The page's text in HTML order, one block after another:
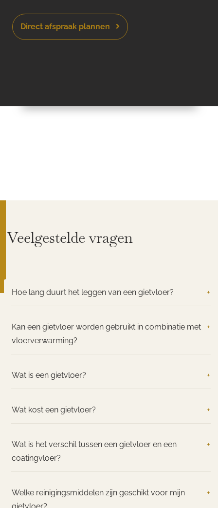
Direct afspraak plannen
Veelgestelde vragen
Hoe lang duurt het leggen van een gietvloer? +
Kan een gietvloer worden gebruikt in combinatie met
vloerverwarming?
+
Wat is een gietvloer? +
Wat kost een gietvloer? +
Wat is het verschil tussen een gietvloer en een
coatingvloer?
+
Welke reinigingsmiddelen zijn geschikt voor mijn
+